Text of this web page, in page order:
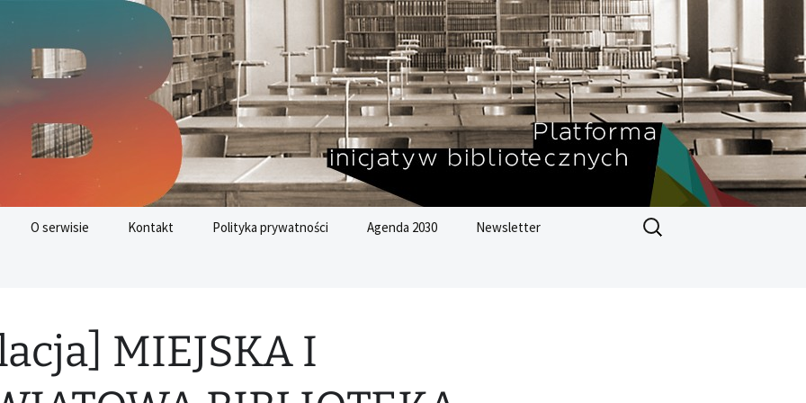
O serwisie Kontakt Polityka prywatności Agenda 2030 Newsletter
Szukaj:
MIEJSKA I